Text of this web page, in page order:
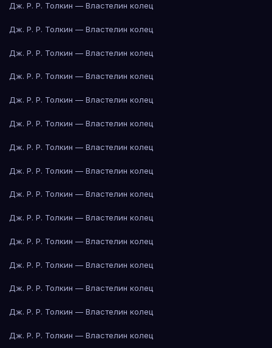
Дж. Р. Р. Толкин — Властелин колец
Дж. Р. Р. Толкин — Властелин колец
Дж. Р. Р. Толкин — Властелин колец
Дж. Р. Р. Толкин — Властелин колец
Дж. Р. Р. Толкин — Властелин колец
Дж. Р. Р. Толкин — Властелин колец
Дж. Р. Р. Толкин — Властелин колец
Дж. Р. Р. Толкин — Властелин колец
Дж. Р. Р. Толкин — Властелин колец
Дж. Р. Р. Толкин — Властелин колец
Дж. Р. Р. Толкин — Властелин колец
Дж. Р. Р. Толкин — Властелин колец
Дж. Р. Р. Толкин — Властелин колец
Дж. Р. Р. Толкин — Властелин колец
Дж. Р. Р. Толкин — Властелин колец